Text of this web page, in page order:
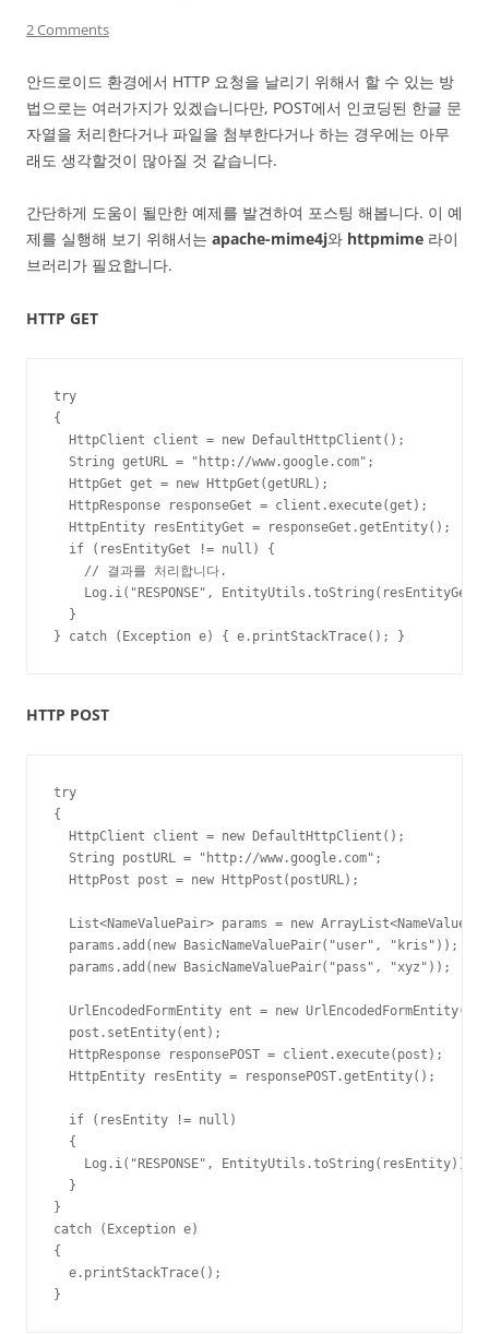
2 Comments
안드로이드 환경에서 HTTP 요청을 날리기 위해서 할 수 있는 방
법으로는 여러가지가 있겠습니다만, POST에서 인코딩된 한글 문
자열을 처리한다거나 파일을 첨부한다거나 하는 경우에는 아무
래도 생각할것이 많아질 것 같습니다.
간단하게 도움이 될만한 예제를 발견하여 포스팅 해봅니다. 이 예
제를 실행해 보기 위해서는 apache-mime4j와 httpmime 라이
브러리가 필요합니다.
HTTP GET
try
{
  HttpClient client = new DefaultHttpClient();
  String getURL = "http://www.google.com";
  HttpGet get = new HttpGet(getURL);
  HttpResponse responseGet = client.execute(get);
  HttpEntity resEntityGet = responseGet.getEntity();
  if (resEntityGet != null) {
    // 결과를 처리합니다.
Log.i("RESPONSE",
  }
} catch (Exception e) { e.printStackTrace(); }
HTTP POST
try
{
  HttpClient client = new DefaultHttpClient();
  String postURL = "http://www.google.com";
  HttpPost post = new HttpPost(postURL);
List<NameValuePair> params = new
  params.add(new BasicNameValuePair("user", "kris"));
  params.add(new BasicNameValuePair("pass", "xyz"));
UrlEncodedFormEntity ent = new
  post.setEntity(ent);
  HttpResponse responsePOST = client.execute(post);
  HttpEntity resEntity = responsePOST.getEntity();
  if (resEntity != null)
  {
    Log.i("RESPONSE", EntityUtils.toString(resEntity));
  }
}
catch (Exception e)
{
  e.printStackTrace();
}